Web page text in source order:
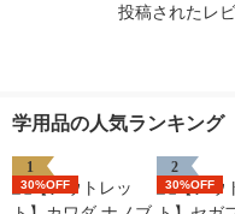
投稿されたレ
学用品の人気ランキング
1
30%OFF
2
30%OFF